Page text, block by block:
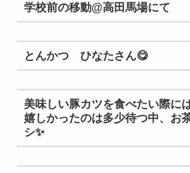
学校前の移動@高田馬場にて
とんかつ ひなたさん😋
美味しい豚カツを食べたい際に
嬉しかったのは多少待つ中、お
シ✨